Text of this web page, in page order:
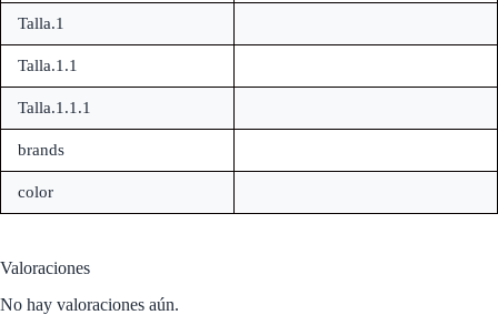
Talla.1
Talla.1.1
Talla.1.1.1
brands
color
Valoraciones
No hay valoraciones aún.